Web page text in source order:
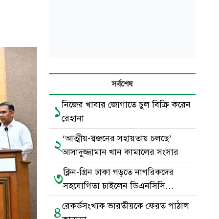
সর্বশেষ
১নিজের খাবার জোগাতে চুল বিক্রি করেন
রেহানা
২‘আত্মীয়-স্বজনের সহায়তায় চলছে’
আসাদুজ্জামান খান কামালের সংসার
৩ক্লিন-গ্রিন ঢাকা গড়তে নাগরিকদের
সহযোগিতা চাইলেন ডিএনসিসি
প্রশাসক
৪রেকর্ডসংখ্যক ভারতীয়কে ফেরত পাঠাল